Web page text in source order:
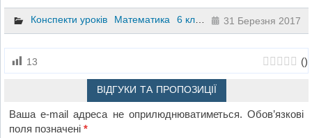
Конспекти уроків Математика 6 клас 31 Березня 2017
13 ()
ВІДГУКИ ТА ПРОПОЗИЦІЇ
Ваша e-mail адреса не оприлюднюватиметься. Обов’язкові
поля позначені*